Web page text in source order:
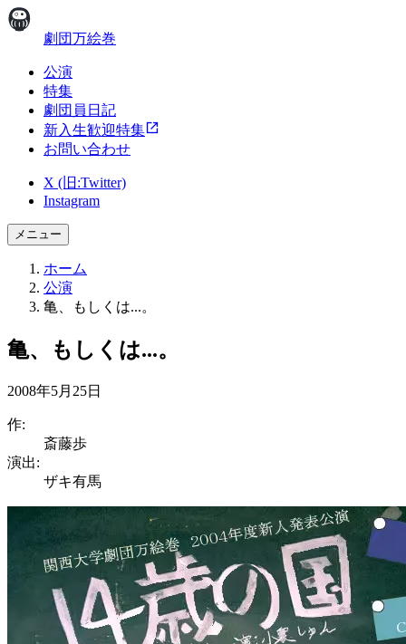
劇団万絵巻
公演
特集
劇団員日記
新入生歓迎特集
お問い合わせ
X (旧:Twitter)
Instagram
メニュー
ホーム
公演
亀、もしくは...。
亀、もしくは...。
2008年5月25日
作:
斎藤歩
演出:
ザキ有馬